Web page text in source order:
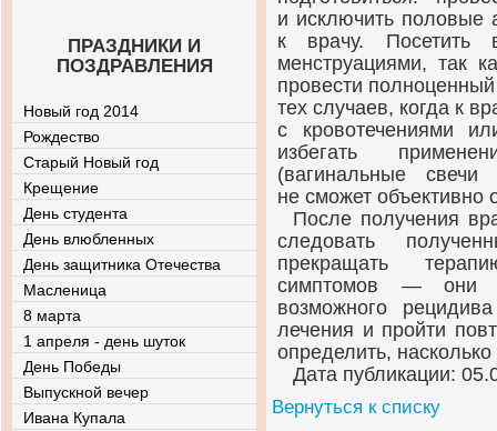
и исключить половые
к врачу. Посетить
менструациями, так
провести
тех случаев, когда к
с кровотечениями
избегать
(вагинальные
не сможет объективно
После получения
следовать
прекращать
симптомов — они
возможного
лечения и пройти
определить,
Дата публикации:
Вернуться к списку
ПРАЗДНИКИ И
ПОЗДРАВЛЕНИЯ
Новый год 2014
Рождество
Старый Новый год
Крещение
День студента
День влюбленных
День защитника Отечества
Масленица
8 марта
1 апреля - день шуток
День Победы
Выпускной вечер
Ивана Купала